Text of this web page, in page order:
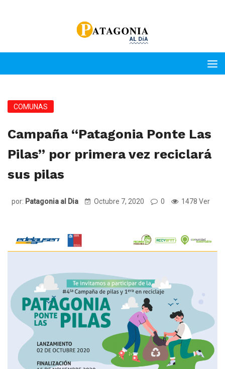
COMUNAS
Campaña “Patagonia Ponte Las
Pilas” por primera vez reciclará
sus pilas
por: Patagonia al Dia Octubre 7, 2020 0 1478 Ver